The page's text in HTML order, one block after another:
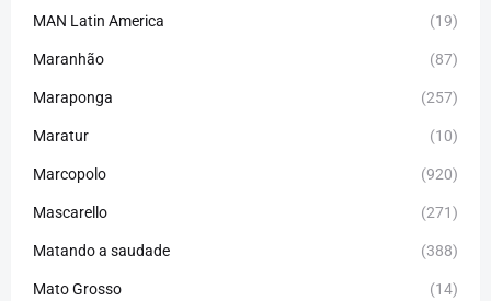
MAN Latin America (19)
Maranhão (87)
Maraponga (257)
Maratur (10)
Marcopolo (920)
Mascarello (271)
Matando a saudade (388)
Mato Grosso (14)